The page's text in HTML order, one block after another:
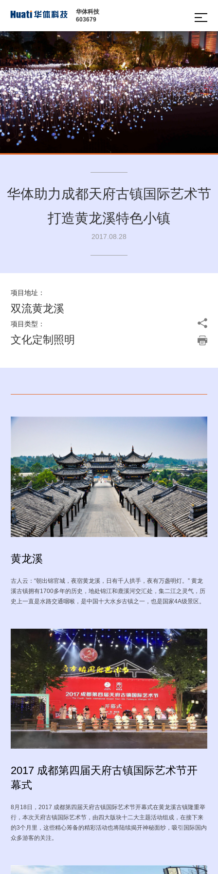
华体科技
603679
多功
能智
慧灯
杆
· 智慧
路灯
智慧
数舱
边缘
计算
网关
智慧
城市
家具
· 城市
家具
· 通讯
塔
· 信号
文化
定制
照明
· 景观
道路
灯
· 现代
庭院
平台
· 多功
能智
慧路
管理
生态合作伙伴 生态合作案例
智慧城
文化定
城市能
夜景景
EMC
服务网络 技术支持 资料下载 视频中心
· 案例视频
· 产品视频
· 企业视频
概
况
能
源
动
态
前
沿
新
闻
荣
誉
· 公
荣
誉
· 华
体
资
质
风
采
联系我们
招标公告 中标公告
华体助力成都天府古镇国际艺术节
打造黄龙溪特色小镇
2017.08.28
项目地址：
双流黄龙溪
项目类型：
文化定制照明
黄龙溪
古人云：“朝出锦官城，夜宿黄龙溪，日有千人拱手，夜有万盏明灯。” 黄龙
溪古镇拥有1700多年的历史，地处锦江和鹿溪河交汇处，集二江之灵气，历
史上一直是水路交通咽喉，是中国十大水乡古镇之一，也是国家4A级景区。
2017 成都第四届天府古镇国际艺术节开
幕式
8月18日，2017 成都第四届天府古镇国际艺术节开幕式在黄龙溪古镇隆重举
行，本次天府古镇国际艺术节，由四大版块十二大主题活动组成，在接下来
的3个月里，这些精心筹备的精彩活动也将陆续揭开神秘面纱，吸引国际国内
众多游客的关注。